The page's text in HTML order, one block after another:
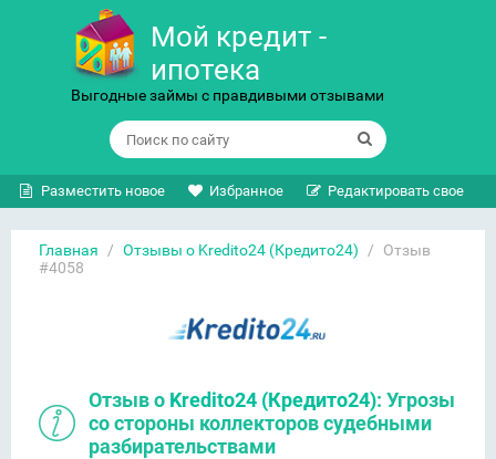
Мой кредит -
ипотека
Выгодные займы с правдивыми отзывами
Разместить новое Избранное Редактировать свое
Главная / Отзывы о Kredito24 (Кредито24) /
Отзыв
#4058
Отзыв о Kredito24 (Кредито24): Угрозы
со стороны коллекторов судебными
разбирательствами